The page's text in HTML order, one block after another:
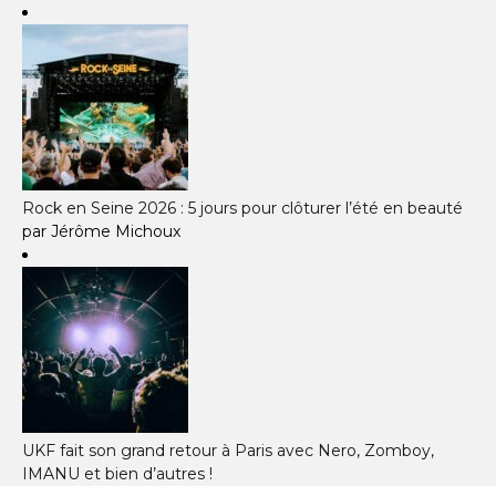
Rock en Seine 2026 : 5 jours pour clôturer l’été en beauté
par Jérôme Michoux
UKF fait son grand retour à Paris avec Nero, Zomboy,
IMANU et bien d’autres !